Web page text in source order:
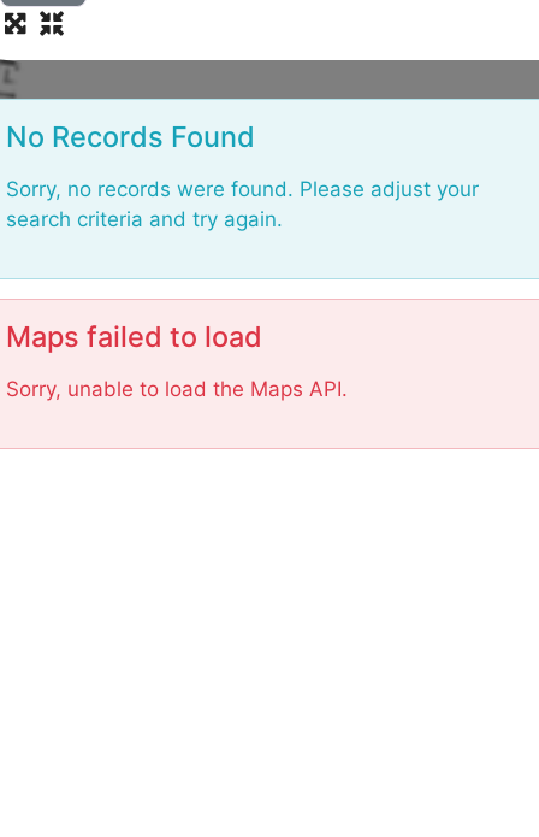
No Records Found
Sorry, no records were found. Please adjust your
search criteria and try again.
Maps failed to load
Sorry, unable to load the Maps API.